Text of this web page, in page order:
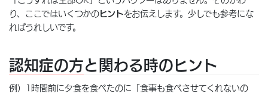
り、ここではいくつかの ヒントをお伝えします。少しでも参考にな
ればうれしいです。
認知症の方と関わる時のヒント
例）1時間前に夕食を食べたのに「食事も食べさせてくれないの